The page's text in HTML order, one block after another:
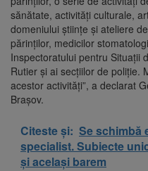
sănătate, activități culturale,
domeniului științe și ateliere
părinților, medicilor
Inspectoratului pentru Situații
Rutier și ai secțiilor de poliție.
acestor activități”, a declarat
Brașov.
Citeste și: Se schimbă
specialist. Subiecte
și același barem